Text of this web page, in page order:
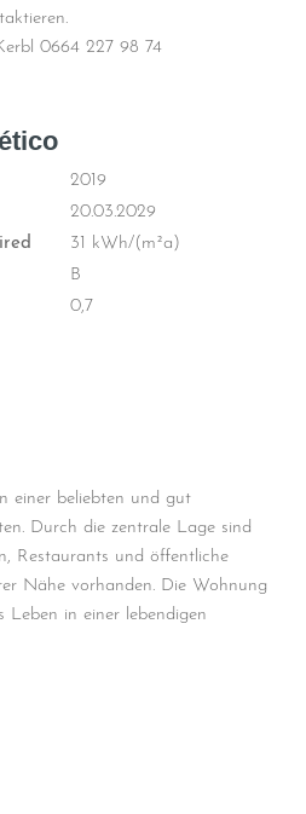
0664 227 98 74
2019
20.03.2029
31 kWh/(m²a)
B
0,7
einer beliebten und gut
Durch die zentrale Lage sind
Restaurants und öffentliche
Nähe vorhanden. Die Wohnung
Leben in einer lebendigen